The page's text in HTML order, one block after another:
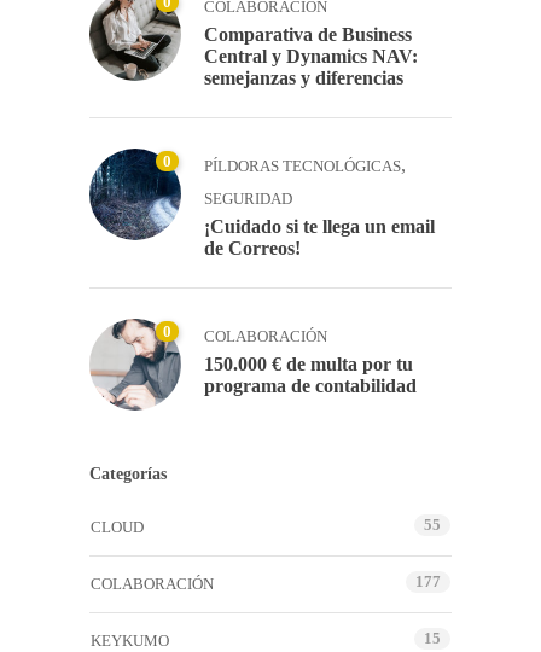
COLABORACIÓN
Comparativa de Business
Central y Dynamics NAV:
semejanzas y diferencias
0 PÍLDORAS TECNOLÓGICAS,
SEGURIDAD
¡Cuidado si te llega un email
de Correos!
0 COLABORACIÓN
150.000 € de multa por tu
programa de contabilidad
Categorías
CLOUD 55
COLABORACIÓN 177
KEYKUMO 15